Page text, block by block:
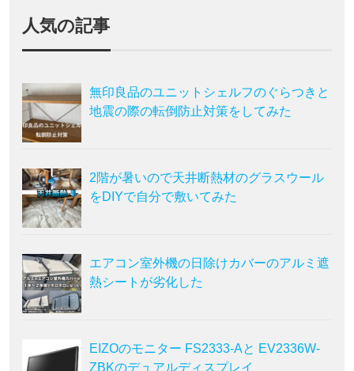
人気の記事
無印良品のユニットシェルフのぐらつきと
地震の際の転倒防止対策をしてみた
2階が暑いので天井断熱材のグラスウール
をDIYで自分で敷いてみた
エアコン室外機の日除けカバーのアルミ遮
熱シートが劣化した
EIZOのモニター FS2333-Aと EV2336W-
ZBKのデュアルディスプレイ